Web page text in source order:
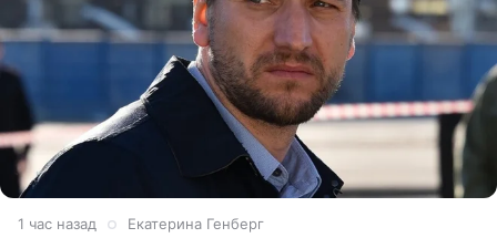
1 час назад Екатерина Генберг